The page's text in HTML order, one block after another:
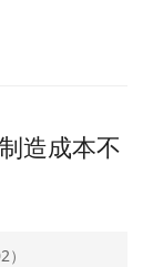
造成本不
）